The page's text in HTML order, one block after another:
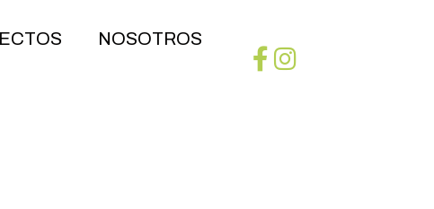
NOSOTROS